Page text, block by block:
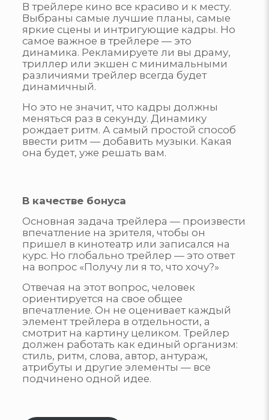
В трейлере кино все красиво и к месту.
Выбраны самые лучшие планы, самые
яркие сцены и интригующие кадры. Но
самое важное в трейлере — это
динамика. Рекламируете ли вы драму,
триллер или экшен с минимальными
различиями трейлер всегда будет
динамичный.
Но это не значит, что кадры должны
меняться раз в секунду. Динамику
рождает ритм. А самый простой способ
ввести ритм — добавить музыки. Какая
она будет, уже решать вам.
В качестве бонуса
Основная задача трейлера — произвести
впечатление на зрителя, чтобы он
пришел в кинотеатр или записался на
курс. Но глобально трейлер — это ответ
на вопрос «Получу ли я то, что хочу?»
Отвечая на этот вопрос, человек
ориентируется на свое общее
впечатление. Он не оценивает каждый
элемент трейлера в отдельности, а
смотрит на картину целиком. Трейлер
должен работать как единый организм:
стиль, ритм, слова, автор, антураж,
атрибуты и другие элементы — все
подчинено одной идее.